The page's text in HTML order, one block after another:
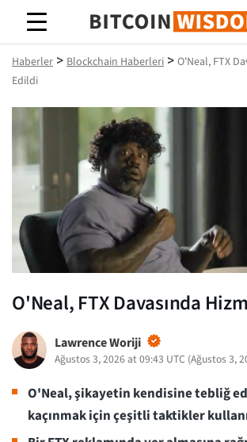
Bitcoin Bilgeliği
Haberler > Blockchain Haberleri > O'Neal, FTX
Edildi
O'Neal, FTX Davasında
Lawrence Woriji
Ağustos 3, 2026 at 09:43 UTC (Ağustos 3,
O'Neal, şikayetin kendisine tebliğ
kaçınmak için çeşitli taktikler